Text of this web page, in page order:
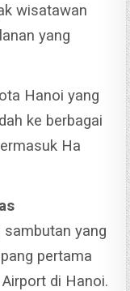
wisatawan
yang
Hanoi yang
ke berbagai
Ha
sambutan yang
pertama
di Hanoi.